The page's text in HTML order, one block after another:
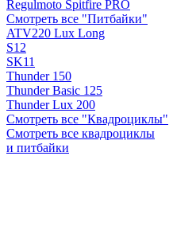
Regulmoto Spitfire PRO
Смотреть все "Питбайки"
ATV220 Lux Long
S12
SK11
Thunder 150
Thunder Basic 125
Thunder Lux 200
Смотреть все "Квадроциклы"
Смотреть все квадроциклы
и питбайки